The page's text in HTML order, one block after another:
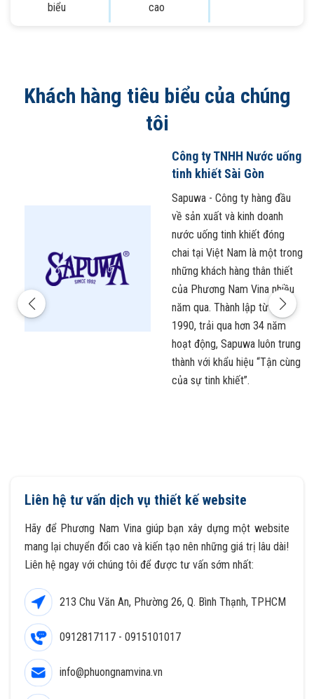
biểu
cao
Khách hàng tiêu biểu của chúng
tôi
Công ty TNHH Nước uống
tinh khiết Sài Gòn
Sapuwa - Công ty hàng đầu
về sản xuất và kinh doanh
nước uống tinh khiết đóng
chai tại Việt Nam là một trong
những khách hàng thân thiết
của Phương Nam Vina nhiều
năm qua. Thành lập từ năm
1990, trải qua hơn 34 năm
hoạt động, Sapuwa luôn trung
thành với khẩu hiệu “Tận cùng
của sự tinh khiết”.
Liên hệ tư vấn dịch vụ thiết kế website
Hãy để Phương Nam Vina giúp bạn xây dựng một website
mang lại chuyển đổi cao và kiến tạo nên những giá trị lâu dài!
Liên hệ ngay với chúng tôi để được tư vấn sớm nhất:
213 Chu Văn An, Phường 26, Q. Bình Thạnh, TPHCM
0912817117 - 0915101017
info@phuongnamvina.vn